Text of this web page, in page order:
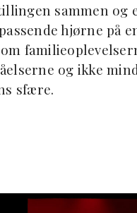
sammen og
hjørne på
og ikke
sfære.